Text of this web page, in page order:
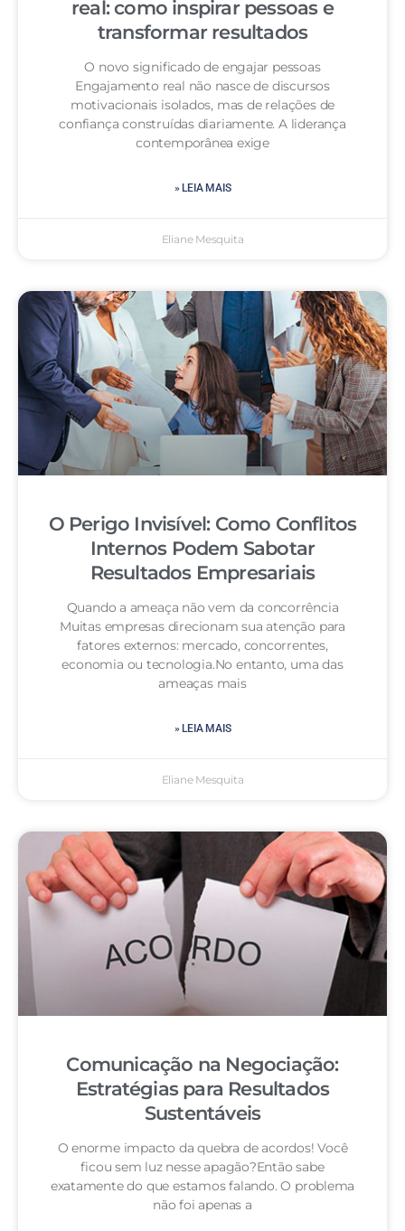
real: como inspirar pessoas e
transformar resultados
O novo significado de engajar pessoas
Engajamento real não nasce de discursos
motivacionais isolados, mas de relações de
confiança construídas diariamente. A liderança
contemporânea exige
» LEIA MAIS
Eliane Mesquita
O Perigo Invisível: Como Conflitos
Internos Podem Sabotar
Resultados Empresariais
Quando a ameaça não vem da concorrência
Muitas empresas direcionam sua atenção para
fatores externos: mercado, concorrentes,
economia ou tecnologia.No entanto, uma das
ameaças mais
» LEIA MAIS
Eliane Mesquita
Comunicação na Negociação:
Estratégias para Resultados
Sustentáveis
O enorme impacto da quebra de acordos! Você
ficou sem luz nesse apagão?Então sabe
exatamente do que estamos falando. O problema
não foi apenas a